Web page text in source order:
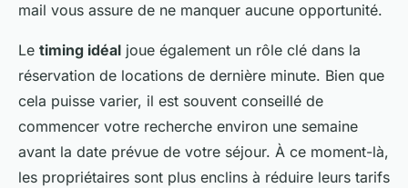
mail vous assure de ne manquer aucune opportunité.
Le timing idéal joue également un rôle clé dans la
réservation de locations de dernière minute. Bien que
cela puisse varier, il est souvent conseillé de
commencer votre recherche environ une semaine
avant la date prévue de votre séjour. À ce moment-là,
les propriétaires sont plus enclins à réduire leurs tarifs